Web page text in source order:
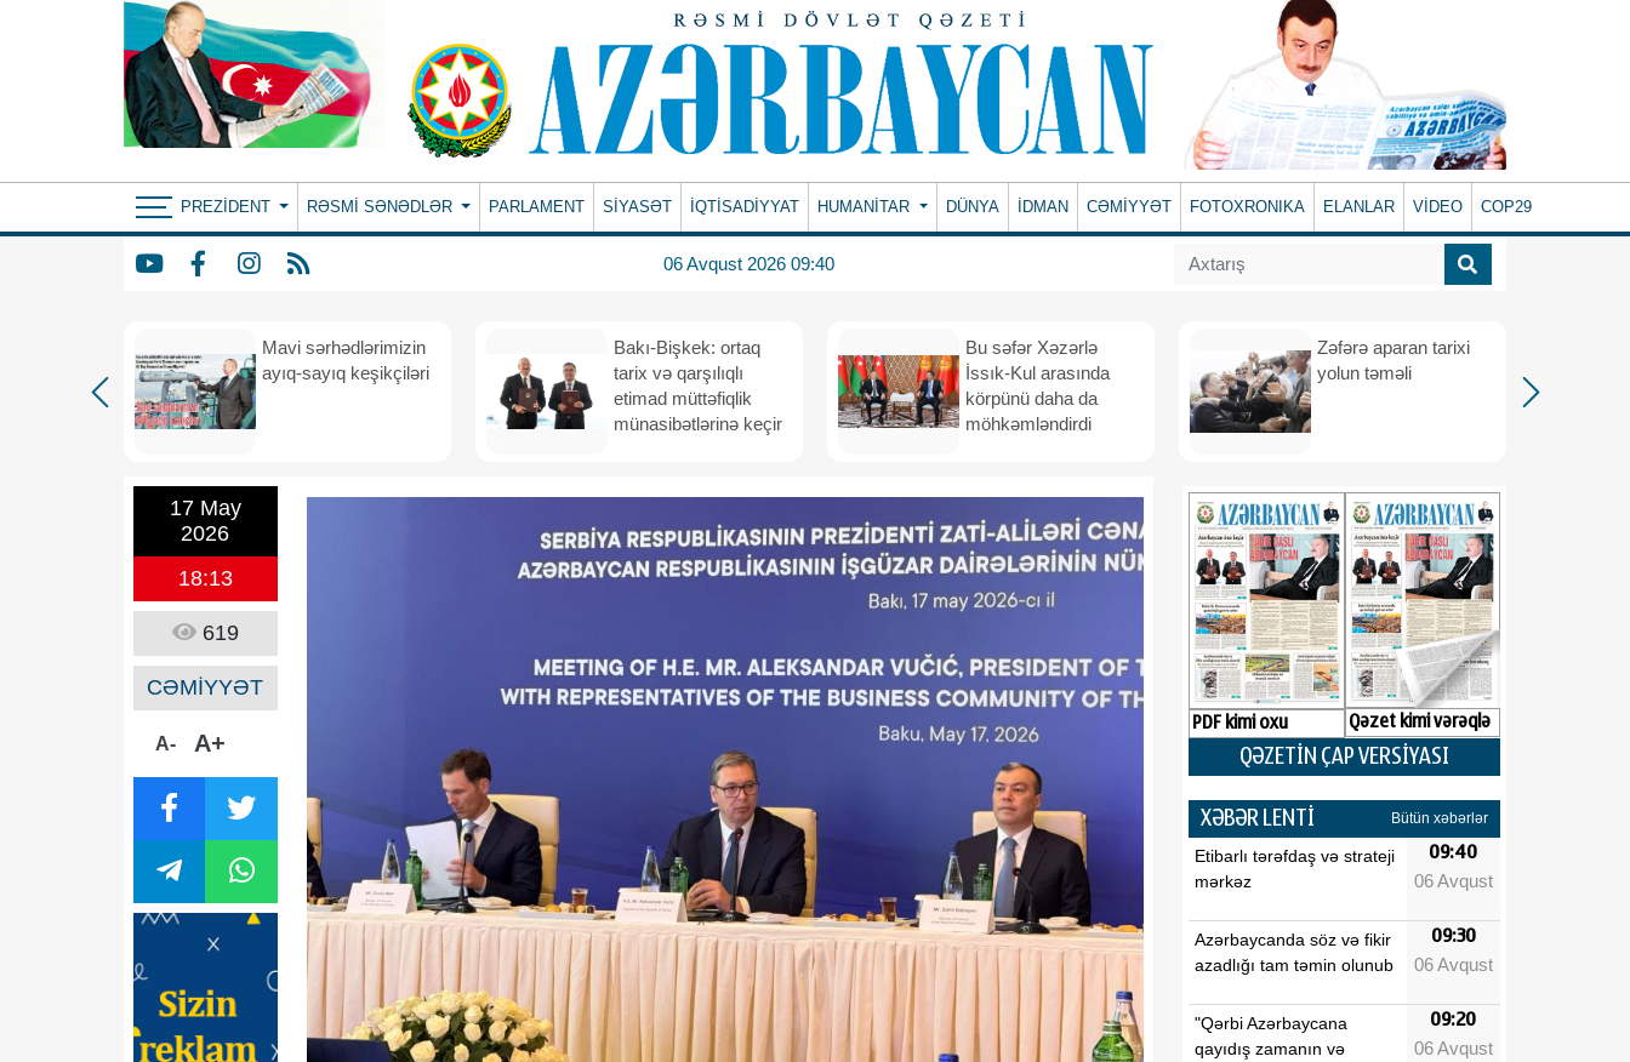
PREZIDENT RƏSMI SƏNƏDLƏR PARLAMENT SİYASƏT İQTİSADİYYAT HUMANITAR DÜNYA İDMAN CƏMİYYƏT FOTOXRONIKA ELANLAR VİDEO COP29
06 Avqust 2026 09:40
Mavi sərhədlərimizin
ayıq-sayıq keşikçiləri
Bakı-Bişkek: ortaq
tarix və qarşılıqlı
etimad müttəfiqlik
münasibətlərinə keçir
Bu səfər Xəzərlə
İssık-Kul arasında
körpünü daha da
möhkəmləndirdi
Zəfərə aparan tarixi
yolun təməli
17 May
2026
18:13
619
CƏMİYYƏT
A- A+
PDF kimi oxu Qəzet kimi vərəqlə
QƏZETİN ÇAP VERSİYASI
XƏBƏR LENTİ Bütün xəbərlər
Etibarlı tərəfdaş və strateji
mərkəz
09:40
06 Avqust
Azərbaycanda söz və fikir
azadlığı tam təmin olunub
09:30
06 Avqust
"Qərbi Azərbaycana
qayıdış zamanın və
09:20
06 Avqust